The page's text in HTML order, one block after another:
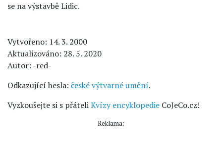
se na výstavbě Lidic.
Vytvořeno: 14. 3. 2000
Aktualizováno: 28. 5. 2020
Autor: -red-
Odkazující hesla: české výtvarné umění.
Vyzkoušejte si s přáteliKvízy encyklopedie CoJeCo.cz!
Reklama: